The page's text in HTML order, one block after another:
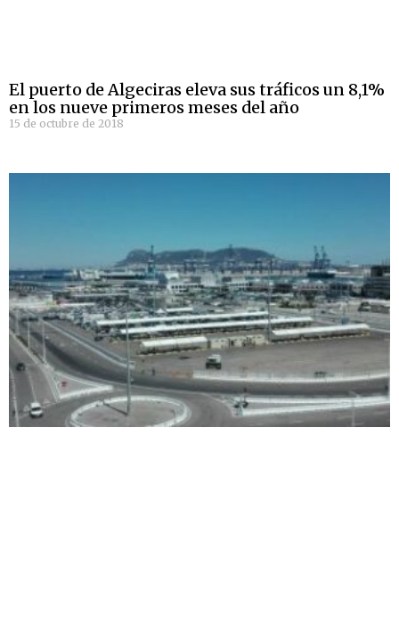
El puerto de Algeciras eleva sus tráficos un 8,1%
en los nueve primeros meses del año
15 de octubre de 2018